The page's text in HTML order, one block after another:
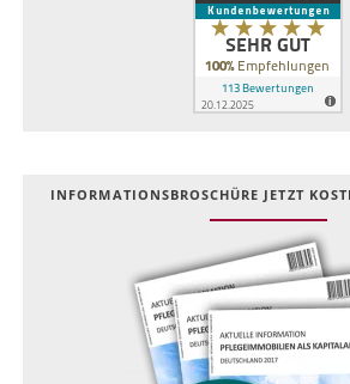
INFOR­MATIONS­BROSCHÜRE JETZT